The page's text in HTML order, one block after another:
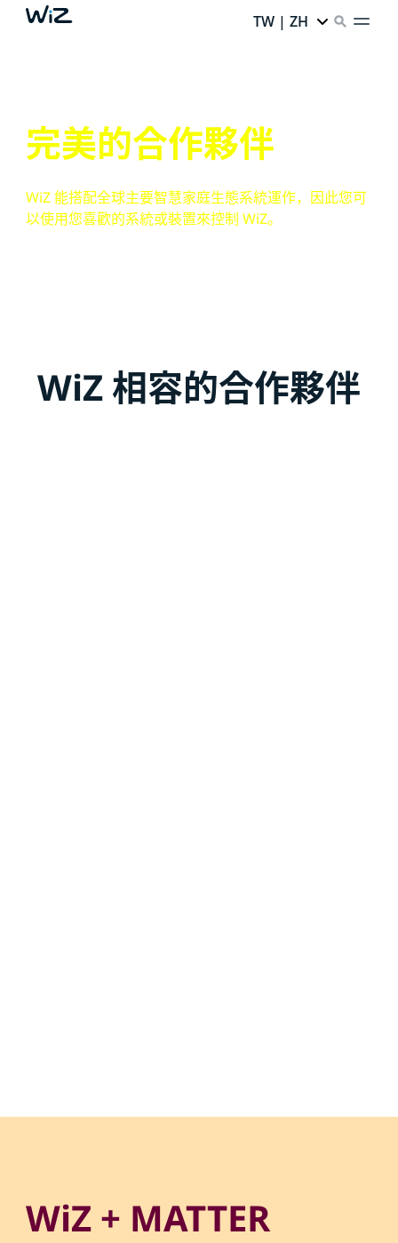
TW | ZH
完美的合作夥伴
WiZ 能搭配全球主要智慧家庭生態系統運作，因此您可
以使用您喜歡的系統或裝置來控制 WiZ。
WiZ 相容的合作夥伴
WiZ + MATTER